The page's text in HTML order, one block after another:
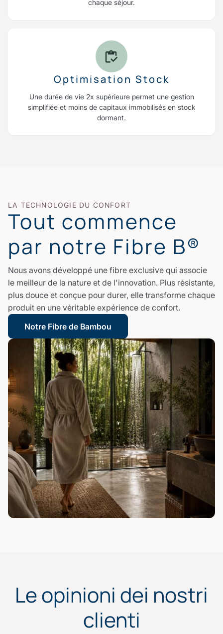
chaque séjour.
Optimisation Stock
Une durée de vie 2x supérieure permet une gestion
simplifiée et moins de capitaux immobilisés en stock
dormant.
LA TECHNOLOGIE DU CONFORT
Tout commence
par notre Fibre B®
Nous avons développé une fibre exclusive qui associe
le meilleur de la nature et de l'innovation. Plus résistante,
plus douce et conçue pour durer, elle transforme chaque
produit en une véritable expérience de confort.
Notre Fibre de Bambou
Le opinioni dei nostri
clienti